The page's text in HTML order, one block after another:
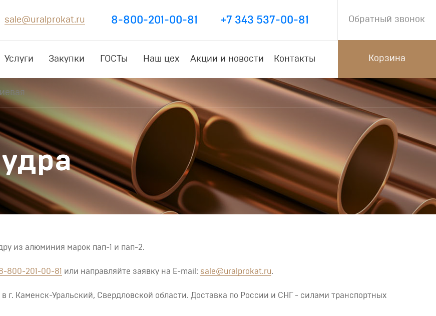
sale@uralprokat.ru 8-800-201-00-81 +7 343 537-00-81
Услуги Закупки ГОСТы Наш цех Акции и новости Контакты
Обратный звонок
Корзина
из алюминия марок пап-1 и пап-2.
800-201-00-81 или направляйте заявку на E-mail: sale@uralprokat.ru.
г. Каменск-Уральский, Свердловской области. Доставка по России и СНГ - силами транспортных